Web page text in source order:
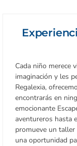
Cada niño merece
imaginación y les
Regalexia,
encontrarás en
emocionante
aventureros hasta
promueve un taller
una oportunidad